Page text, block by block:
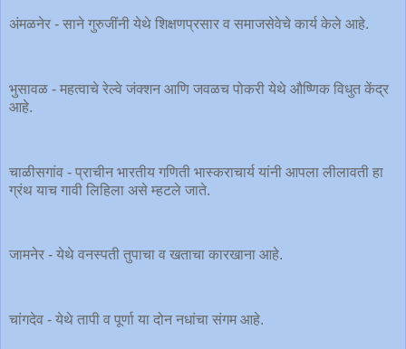
अंमळनेर - साने गुरुजींनी येथे शिक्षणप्रसार व समाजसेवेचे कार्य केले आहे.
भुसावळ - महत्वाचे रेल्वे जंक्शन आणि जवळच पोकरी येथे औष्णिक विधुत केंद्र
आहे.
चाळीसगांव - प्राचीन भारतीय गणिती भास्कराचार्य यांनी आपला लीलावती हा
ग्रंथ याच गावी लिहिला असे म्हटले जाते.
जामनेर - येथे वनस्पती तुपाचा व खताचा कारखाना आहे.
चांगदेव - येथे तापी व पूर्णा या दोन नधांचा संगम आहे.